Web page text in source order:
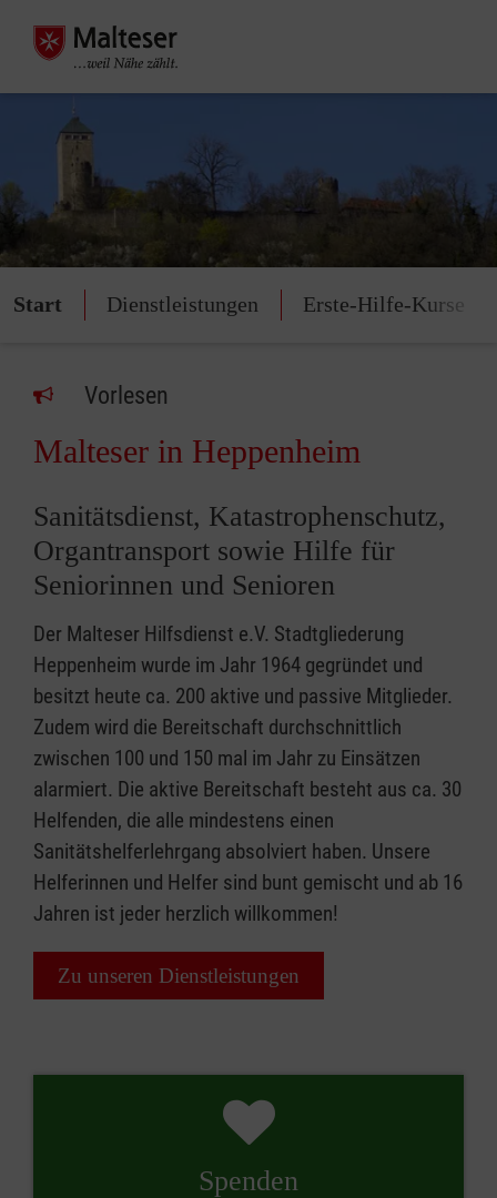
Start Dienstleistungen Erste-Hilfe-Kurse
Vorlesen
Malteser in Heppenheim
Sanitätsdienst, Katastrophenschutz,
Organtransport sowie Hilfe für
Seniorinnen und Senioren
Der Malteser Hilfsdienst e.V. Stadtgliederung
Heppenheim wurde im Jahr 1964 gegründet und
besitzt heute ca. 200 aktive und passive Mitglieder.
Zudem wird die Bereitschaft durchschnittlich
zwischen 100 und 150 mal im Jahr zu Einsätzen
alarmiert. Die aktive Bereitschaft besteht aus ca. 30
Helfenden, die alle mindestens einen
Sanitätshelferlehrgang absolviert haben. Unsere
Helferinnen und Helfer sind bunt gemischt und ab 16
Jahren ist jeder herzlich willkommen!
Zu unseren Dienstleistungen
Spenden